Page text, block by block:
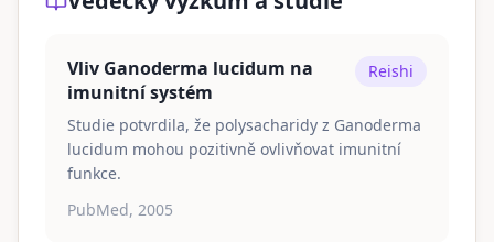
Vliv Ganoderma lucidum na
imunitní systém
Reishi
Studie potvrdila, že polysacharidy z Ganoderma
lucidum mohou pozitivně ovlivňovat imunitní
funkce.
PubMed, 2005